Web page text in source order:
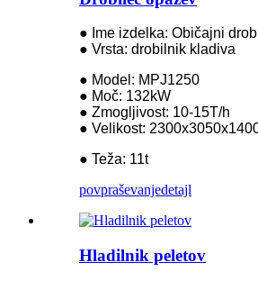
● Ime izdelka: Običajni
● Vrsta: drobilnik kladiva
● Model: MPJ1250
● Moč: 132kW
● Zmogljivost: 10-15T/h
● Velikost:
● Teža: 11t
povpraševanjedetajl
Hladilnik peletov